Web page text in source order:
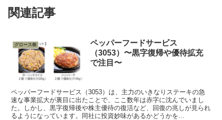
関連記事
グロース株
ペッパーフードサービス
（3053）〜黒字復帰や優待拡充
で注目〜
ペッパーフードサービス（3053）は、主力のいきなりステーキの急
速な事業拡大が裏目に出たことで、ここ数年は赤字に沈んでいまし
た。しかし、黒字復帰後や株主優待の復活など、回復の兆しが見られ
るようになっています。同社に投資妙味があるかどうかを...